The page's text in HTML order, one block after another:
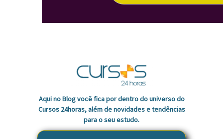
Aqui no Blog você fica por dentro do universo do
Cursos 24horas, além de novidades e tendências
para o seu estudo.